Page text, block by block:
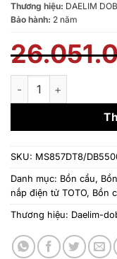
Thương hiệu: DAELIM
Bảo hành: 2 năm
Bàn cầu một khối
SKU: MS857DT8/
Danh mục: Bồn cầu,
nắp điện tử TOTO, Bồn
Thương hiệu: Daelim-